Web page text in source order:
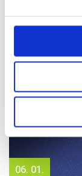
5 490 Kč
Více info
06. 01.